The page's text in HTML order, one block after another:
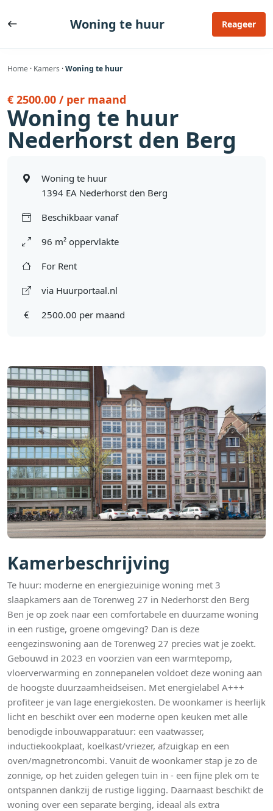
naar
Woning te huur Reageer
Home · Kamers ·Woning te huur
Kamerbeschrijving
Te huur: moderne en energiezuinige woning met 3
slaapkamers aan de Torenweg 27 in Nederhorst den Berg
Ben je op zoek naar een comfortabele en duurzame woning
in een rustige, groene omgeving? Dan is deze
eengezinswoning aan de Torenweg 27 precies wat je zoekt.
Gebouwd in 2023 en voorzien van een warmtepomp,
vloerverwarming en zonnepanelen voldoet deze woning aan
de hoogste duurzaamheidseisen. Met energielabel A+++
profiteer je van lage energiekosten. De woonkamer is heerlijk
licht en beschikt over een moderne open keuken met alle
benodigde inbouwapparatuur: een vaatwasser,
inductiekookplaat, koelkast/vriezer, afzuigkap en een
oven/magnetroncombi. Vanuit de woonkamer stap je zo de
zonnige, op het zuiden gelegen tuin in - een fijne plek om te
ontspannen dankzij de rustige ligging. Daarnaast beschikt de
woning over een separate berging, ideaal als extra
€ 2500.00 / per maand
Woning te huur
Nederhorst den Berg
Woning te huur
1394 EA Nederhorst den Berg
Beschikbaar vanaf
96 m² oppervlakte
For Rent
via Huurportaal.nl
2500.00 per maand